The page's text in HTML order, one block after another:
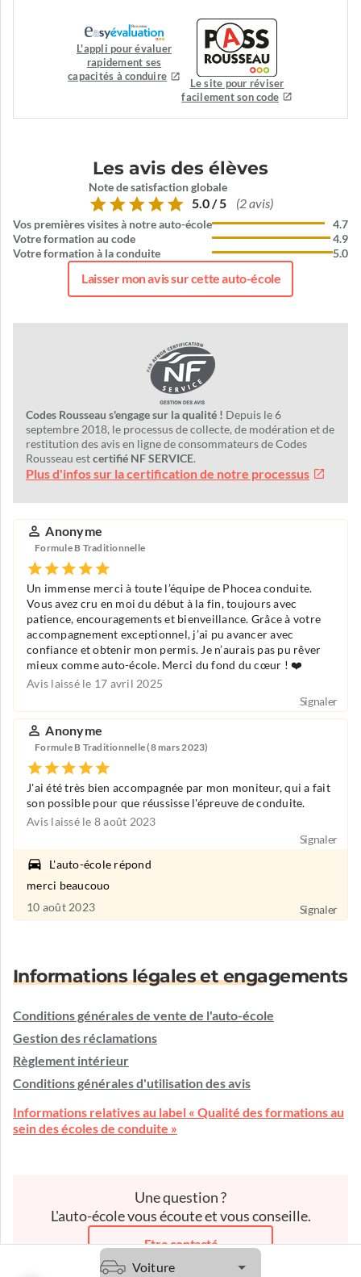
L'appli pour évaluer
rapidement ses
capacités à conduire
Le site pour réviser
facilement son code
Les avis des élèves
Note de satisfaction globale
5.0 / 5 (2 avis)
Vos premières visites à notre auto-école
Votre formation au code
Votre formation à la conduite
4.7
4.9
5.0
Laisser mon avis sur cette auto-école
Codes Rousseau s'engage sur la qualité ! Depuis le 6
septembre 2018, le processus de collecte, de modération et de
restitution des avis en ligne de consommateurs de Codes
Rousseau estcertifié NF SERVICE.
Plus d'infos sur la certification de notre processus
Anonyme
Formule B Traditionnelle
Un immense merci à toute l’équipe de Phocea conduite.
Vous avez cru en moi du début à la fin, toujours avec
patience, encouragements et bienveillance. Grâce à votre
accompagnement exceptionnel, j’ai pu avancer avec
confiance et obtenir mon permis. Je n’aurais pas pu rêver
mieux comme auto-école. Merci du fond du cœur ! ❤️
Avis laissé le 17 avril 2025
Signaler
Anonyme
Formule B Traditionnelle (8 mars 2023)
J'ai été très bien accompagnée par mon moniteur, qui a fait
son possible pour que réussisse l'épreuve de conduite.
Avis laissé le 8 août 2023
Signaler
L'auto-école répond
merci beaucouo
10 août 2023
Signaler
Informations légales et engagements
Conditions générales de vente de l'auto-école
Gestion des réclamations
Règlement intérieur
Conditions générales d'utilisation des avis
Informations relatives au label « Qualité des formations au
sein des écoles de conduite »
Une question ?
L'auto-école vous écoute et vous conseille.
Etre contacté
Voiture